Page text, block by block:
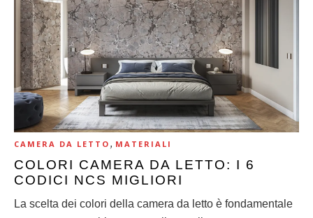
CAMERA DA LETTO , MATERIALI
COLORI CAMERA DA LETTO: I 6
CODICI NCS MIGLIORI
La scelta dei colori della camera da letto è fondamentale